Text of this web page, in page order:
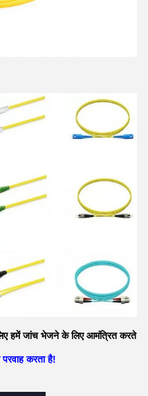
हमें जांच भेजने के लिए आमंत्रित करते
करता है!